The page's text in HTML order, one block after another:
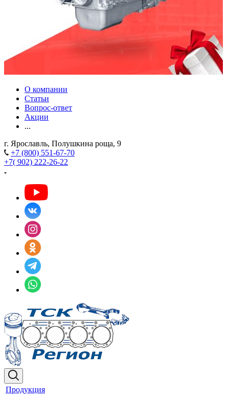
О компании
Статьи
Вопрос-ответ
Акции
...
г. Ярославль, Полушкина роща, 9
+7 (800) 551-67-70
+7( 902) 222-26-22
Продукция